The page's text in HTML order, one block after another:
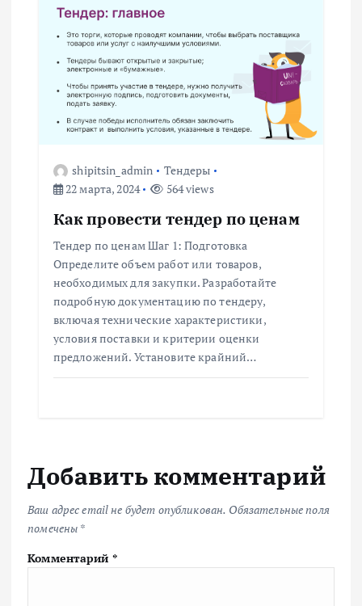
shipitsin_admin
Тендеры
22 марта, 2024
564 views
Как провести тендер по ценам
Тендер по ценам Шаг 1: Подготовка
Определите объем работ или товаров,
необходимых для закупки. Разработайте
подробную документацию по тендеру,
включая технические характеристики,
условия поставки и критерии оценки
предложений. Установите крайний…
Добавить комментарий
Ваш адрес email не будет опубликован. Обязательные поля
помечены *
Комментарий *